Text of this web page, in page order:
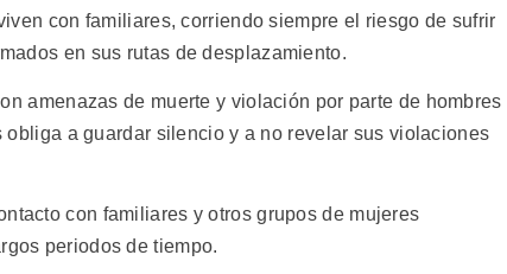
con familiares, corriendo siempre el riesgo de sufrir
en sus rutas de desplazamiento.
amenazas de muerte y violación por parte de hombres
a guardar silencio y a no revelar sus violaciones
con familiares y otros grupos de mujeres
periodos de tiempo.